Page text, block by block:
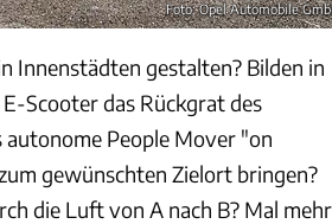
Foto: Opel Automobile
Innenstädten gestalten? Bilden in
Scooter das Rückgrat des
autonome People Mover "on
gewünschten Zielort bringen?
die Luft von A nach B? Mal mehr